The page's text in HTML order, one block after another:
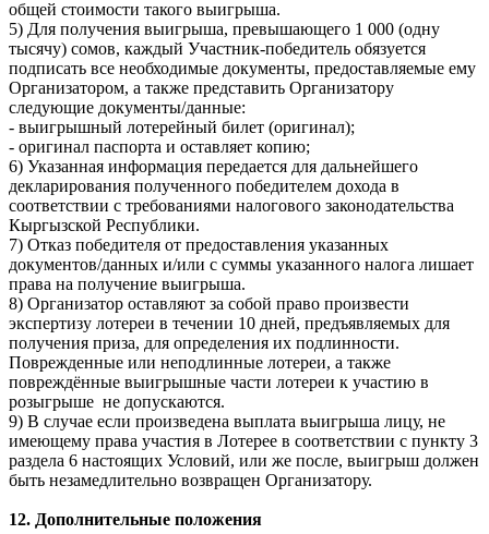
общей стоимости такого выигрыша.
5) Для получения выигрыша, превышающего 1 000 (одну
тысячу) сомов, каждый Участник-победитель обязуется
подписать все необходимые документы, предоставляемые ему
Организатором, а также представить Организатору
следующие документы/данные:
- выигрышный лотерейный билет (оригинал);
- оригинал паспорта и оставляет копию;
6) Указанная информация передается для дальнейшего
декларирования полученного победителем дохода в
соответствии с требованиями налогового законодательства
Кыргызской Республики.
7) Отказ победителя от предоставления указанных
документов/данных и/или с суммы указанного налога лишает
права на получение выигрыша.
8) Организатор оставляют за собой право произвести
экспертизу лотереи в течении 10 дней, предъявляемых для
получения приза, для определения их подлинности.
Поврежденные или неподлинные лотереи, а также
повреждённые выигрышные части лотереи к участию в
розыгрыше не допускаются.
9) В случае если произведена выплата выигрыша лицу, не
имеющему права участия в Лотерее в соответствии с пункту 3
раздела 6 настоящих Условий, или же после, выигрыш должен
быть незамедлительно возвращен Организатору.
12. Дополнительные положения